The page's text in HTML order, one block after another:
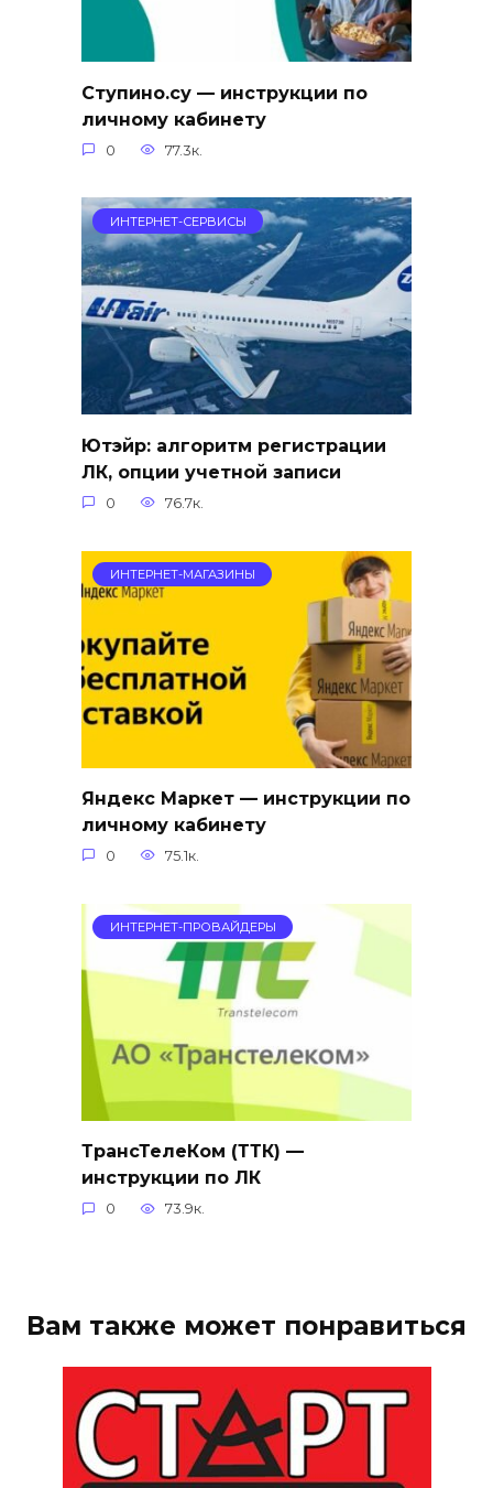
Ступино.су — инструкции по
личному кабинету
0 77.3к.
ИНТЕРНЕТ-СЕРВИСЫ
Ютэйр: алгоритм регистрации
ЛК, опции учетной записи
0 76.7к.
ИНТЕРНЕТ-МАГАЗИНЫ
Яндекс Маркет — инструкции по
личному кабинету
0 75.1к.
ИНТЕРНЕТ-ПРОВАЙДЕРЫ
ТрансТелеКом (ТТК) —
инструкции по ЛК
0 73.9к.
Вам также может понравиться